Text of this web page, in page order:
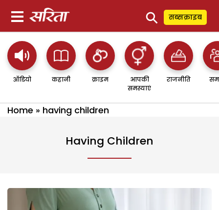
⚲ सब्सक्राइब
ऑडियो कहानी क्राइम
आपकी
समस्याएं
राजनीति
Home » having children
Having Children